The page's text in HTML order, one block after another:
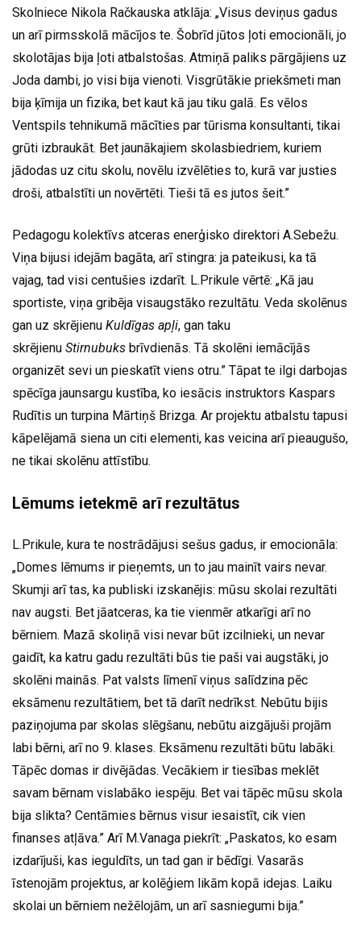
Skolniece Nikola Račkauska atklāja: „Visus deviņus gadus
un arī pirmsskolā mācījos te. Šobrīd jūtos ļoti emocionāli, jo
skolotājas bija ļoti atbalstošas. Atmiņā paliks pārgājiens uz
Joda dambi, jo visi bija vienoti. Visgrūtākie priekšmeti man
bija ķīmija un fizika, bet kaut kā jau tiku galā. Es vēlos
Ventspils tehnikumā mācīties par tūrisma konsultanti, tikai
grūti izbraukāt. Bet jaunākajiem skolasbiedriem, kuriem
jādodas uz citu skolu, novēlu izvēlēties to, kurā var justies
droši, atbalstīti un novērtēti. Tieši tā es jutos šeit.”
Pedagogu kolektīvs atceras enerģisko direktori A.Sebežu.
Viņa bijusi idejām bagāta, arī stingra: ja pateikusi, ka tā
vajag, tad visi centušies izdarīt. L.Prikule vērtē: „Kā jau
sportiste, viņa gribēja visaugstāko rezultātu. Veda skolēnus
gan uz skrējienu Kuldīgas apļi, gan taku
skrējienu Stirnubuks brīvdienās. Tā skolēni iemācījās
organizēt sevi un pieskatīt viens otru.” Tāpat te ilgi darbojas
spēcīga jaunsargu kustība, ko iesācis instruktors Kaspars
Rudītis un turpina Mārtiņš Brizga. Ar projektu atbalstu tapusi
kāpelējamā siena un citi elementi, kas veicina arī pieaugušo,
ne tikai skolēnu attīstību.
Lēmums ietekmē arī rezultātus
L.Prikule, kura te nostrādājusi sešus gadus, ir emocionāla:
„Domes lēmums ir pieņemts, un to jau mainīt vairs nevar.
Skumji arī tas, ka publiski izskanējis: mūsu skolai rezultāti
nav augsti. Bet jāatceras, ka tie vienmēr atkarīgi arī no
bērniem. Mazā skoliņā visi nevar būt izcilnieki, un nevar
gaidīt, ka katru gadu rezultāti būs tie paši vai augstāki, jo
skolēni mainās. Pat valsts līmenī viņus salīdzina pēc
eksāmenu rezultātiem, bet tā darīt nedrīkst. Nebūtu bijis
paziņojuma par skolas slēgšanu, nebūtu aizgājuši projām
labi bērni, arī no 9. klases. Eksāmenu rezultāti būtu labāki.
Tāpēc domas ir divējādas. Vecākiem ir tiesības meklēt
savam bērnam vislabāko iespēju. Bet vai tāpēc mūsu skola
bija slikta? Centāmies bērnus visur iesaistīt, cik vien
finanses atļāva.” Arī M.Vanaga piekrīt: „Paskatos, ko esam
izdarījuši, kas ieguldīts, un tad gan ir bēdīgi. Vasarās
īstenojām projektus, ar kolēģiem likām kopā idejas. Laiku
skolai un bērniem nežēlojām, un arī sasniegumi bija.”